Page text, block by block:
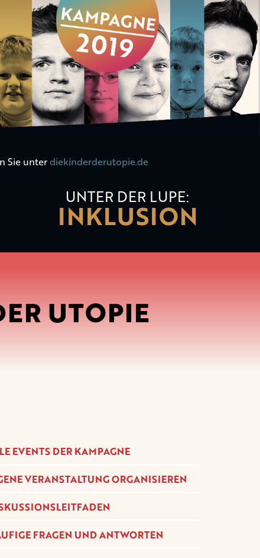
Sie unter diekinderderutopie.de
UNTER DER LUPE:
INKLUSION
UTOPIE
EVENTS DER KAMPAGNE
VERANSTALTUNG ORGANISIEREN
FRAGEN UND ANTWORTEN